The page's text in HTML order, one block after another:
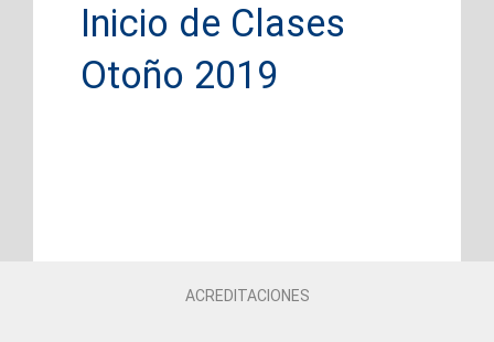
Inicio de Clases
Otoño 2019
ACREDITACIONES